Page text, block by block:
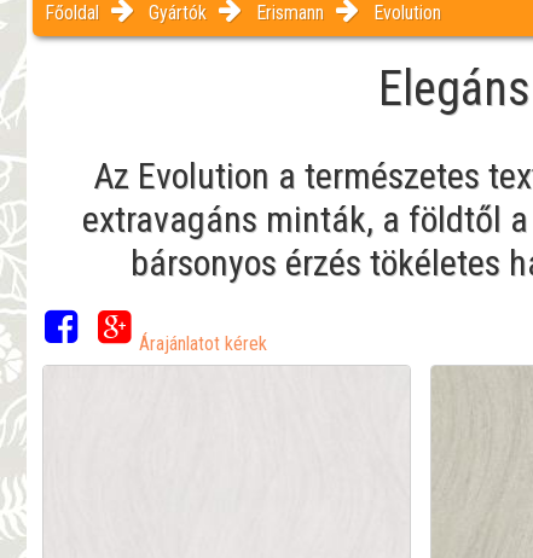
Főoldal Gyártók Erismann Evolution
Az Evolution a természetes
extravagáns minták, a földtől
bársonyos érzés tökéletes
Árajánlatot kérek